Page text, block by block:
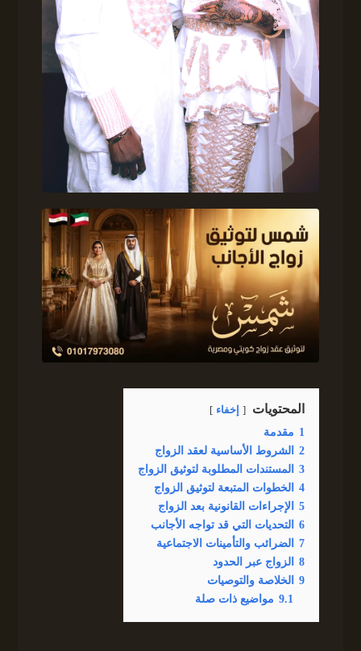
المحتويات إخفاء
1 مقدمة
2
الشروط الأساسية لعقد الزواج
3
المستندات المطلوبة لتوثيق الزواج
4
الخطوات المتبعة لتوثيق الزواج
5
الإجراءات القانونية بعد الزواج
6
التحديات التي قد تواجه الأجانب
7
الضرائب والتأمينات الاجتماعية
8
الزواج عبر الحدود
9
الخلاصة والتوصيات
9.1 مواضيع ذات صلة